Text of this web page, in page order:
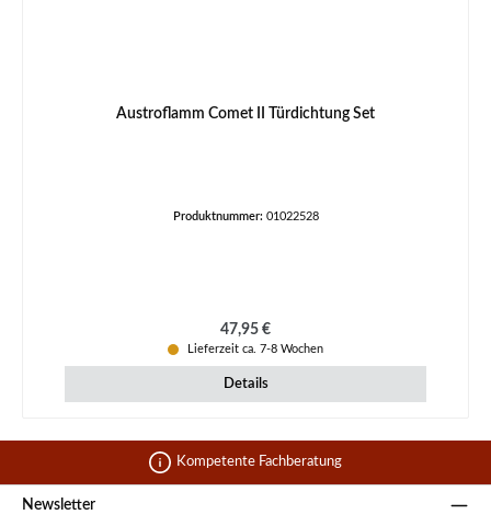
Austroflamm Comet II Türdichtung Set
Produktnummer: 01022528
Regulärer Preis:
47,95 €
Lieferzeit ca. 7-8 Wochen
Details
Kompetente Fachberatung
Newsletter